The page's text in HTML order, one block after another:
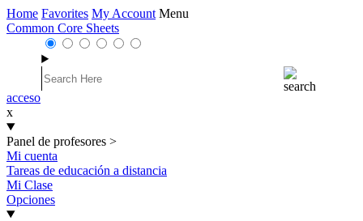
Home Favorites My Account Menu
Common Core Sheets
acceso
x
Panel de profesores >
Mi cuenta
Tareas de educación a distancia
Mi Clase
Opciones